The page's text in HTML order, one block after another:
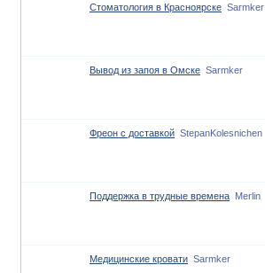
Стоматология в Красноярске Sarmker
Вывод из запоя в Омске Sarmker
Фреон с доставкой StepanKolesnichen
Поддержка в трудные времена Merlin
Медицинские кровати Sarmker